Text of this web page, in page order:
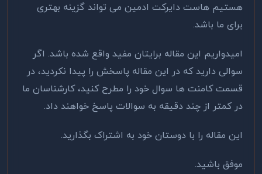
هستیم هاست دایرکت ادمین می تواند گزینه بهتری
برای ما باشد.
امیدواریم این مقاله برایتان مفید واقع شده باشد. اگر
سوالی دارید که در این مقاله پاسخش را پیدا نکردید، در
قسمت کامنت ها سوال خود را مطرح کنید، کارشناسان ما
در کمتر از چند دقیقه به سوالات پاسخ خواهند داد.
این مقاله را با دوستان خود به اشتراک بگذارید.
موفق باشید.